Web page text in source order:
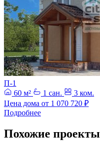
П-1
60 м²
1 сан.
3 ком.
Цена дома от 1 070 720 ₽
Подробнее
Похожие проекты